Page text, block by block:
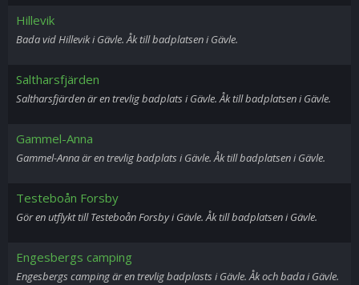
Hillevik
Bada vid Hillevik i Gävle. Åk till badplatsen i Gävle.
Saltharsfjärden
Saltharsfjärden är en trevlig badplats i Gävle. Åk till badplatsen i Gävle.
Gammel-Anna
Gammel-Anna är en trevlig badplats i Gävle. Åk till badplatsen i Gävle.
Testeboån Forsby
Gör en utflykt till Testeboån Forsby i Gävle. Åk till badplatsen i Gävle.
Engesbergs camping
Engesbergs camping är en trevlig badplasts i Gävle. Åk och bada i Gävle.